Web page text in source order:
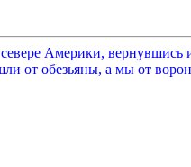
Америки,
от обезьяны, а мы от